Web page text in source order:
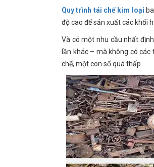
Quy trình tái chế kim loại
độ cao để sản xuất các khối
Và có một nhu cầu nhất
lần khác – mà không có các
chế, một con số quá thấp.